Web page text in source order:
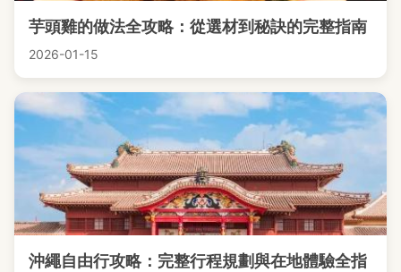
芋頭雞的做法全攻略：從選材到秘訣的完整指南
2026-01-15
沖繩自由行攻略：完整行程規劃與在地體驗全指